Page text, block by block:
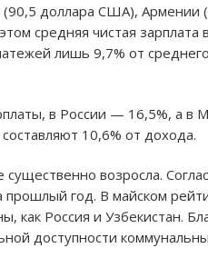
(90,5 доллара США), Армении
средняя чистая зарплата в
лишь 9,7% от
в России — 16,5%, а в
10,6% от дохода.
возросла.
год. В майском
как Россия и Узбекистан.
доступности